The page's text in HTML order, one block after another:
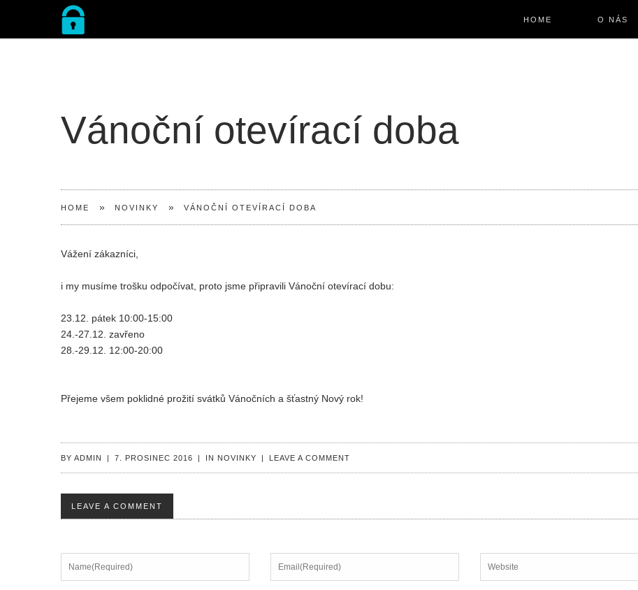
HOME O NÁS
Vánoční otevírací doba
HOME » NOVINKY » VÁNOČNÍ OTEVÍRACÍ DOBA
Vážení zákazníci,
i my musíme trošku odpočívat, proto jsme připravili Vánoční otevírací dobu:
23.12. pátek 10:00-15:00
24.-27.12. zavřeno
28.-29.12. 12:00-20:00
Přejeme všem poklidné prožití svátků Vánočních a šťastný Nový rok!
BY ADMIN 7. PROSINEC 2016 IN NOVINKY LEAVE A COMMENT
LEAVE A COMMENT